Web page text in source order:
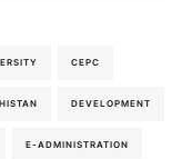
CEPC
DEVELOPMENT
E-ADMINISTRATION